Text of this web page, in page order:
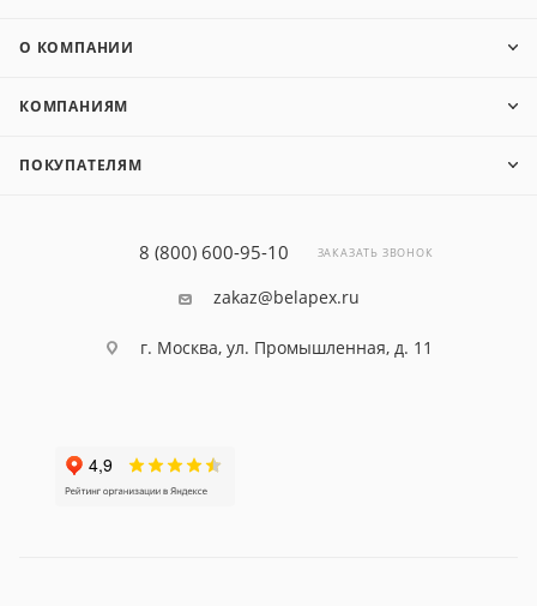
О КОМПАНИИ
КОМПАНИЯМ
ПОКУПАТЕЛЯМ
8 (800) 600-95-10 ЗАКАЗАТЬ ЗВОНОК
zakaz@belapex.ru
г. Москва, ул. Промышленная, д. 11